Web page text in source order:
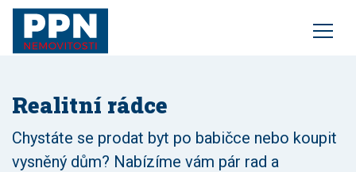
služby
realitní rádce
kontakt
Realitní rádce
Chystáte se prodat byt po babičce nebo koupit
vysněný dům? Nabízíme vám pár rad a